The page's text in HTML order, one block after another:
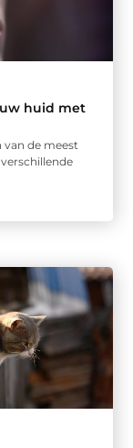
huid met
van de meest